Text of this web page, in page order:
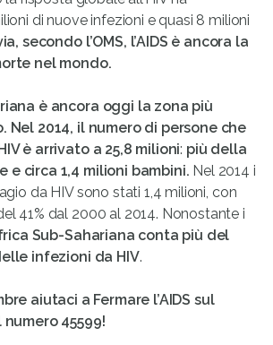
di nuove infezioni e quasi 8 milioni
secondo l’OMS, l’AIDS è ancora la
nel mondo.
è ancora oggi la zona più
Nel 2014, il numero di persone che
è arrivato a 25,8 milioni: più della
e circa 1,4 milioni bambini. Nel 2014 i
da HIV sono stati 1,4 milioni, con
41% dal 2000 al 2014. Nonostante i
Sub-Sahariana conta più del
infezioni da HIV.
aiutaci a Fermare l’AIDS sul
numero 45599!